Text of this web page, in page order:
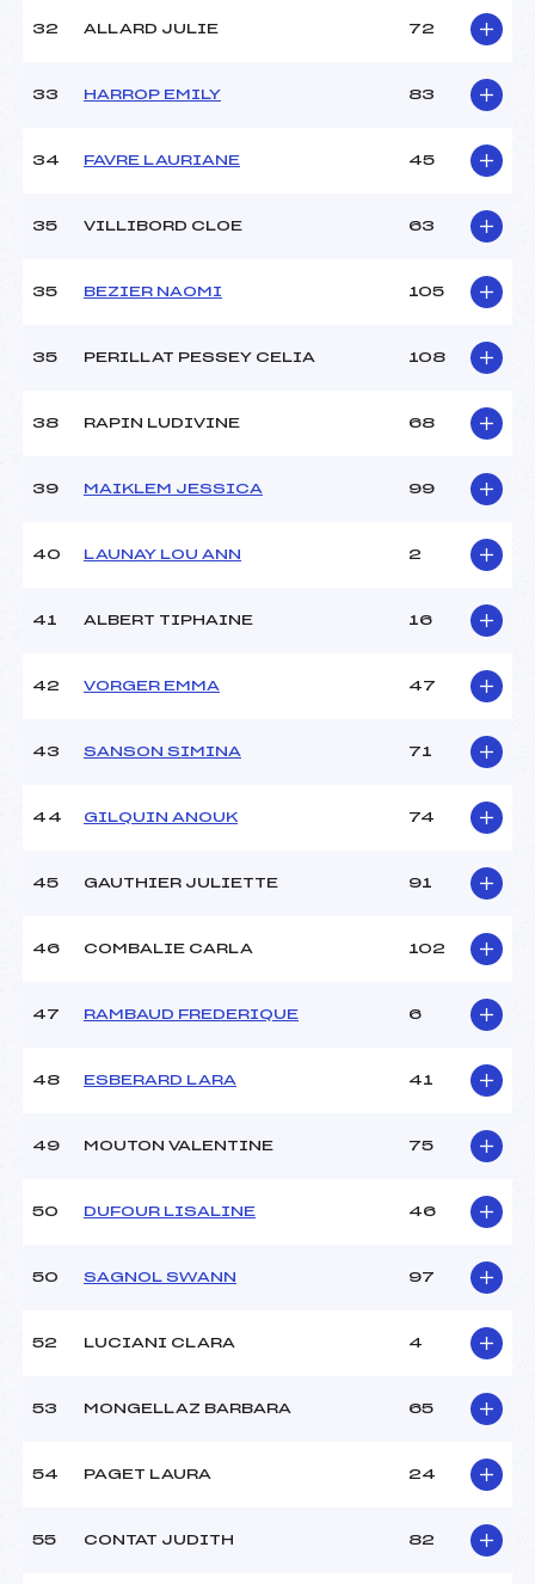
32 ALLARD JULIE 72
33 HARROP EMILY 83
34 FAVRE LAURIANE 45
35 VILLIBORD CLOE 63
35 BEZIER NAOMI 105
35 PERILLAT PESSEY CELIA 108
38 RAPIN LUDIVINE 68
39 MAIKLEM JESSICA 99
40 LAUNAY LOU ANN 2
41 ALBERT TIPHAINE 16
42 VORGER EMMA 47
43 SANSON SIMINA 71
44 GILQUIN ANOUK 74
45 GAUTHIER JULIETTE 91
46 COMBALIE CARLA 102
47 RAMBAUD FREDERIQUE 6
48 ESBERARD LARA 41
49 MOUTON VALENTINE 75
50 DUFOUR LISALINE 46
50 SAGNOL SWANN 97
52 LUCIANI CLARA 4
53 MONGELLAZ BARBARA 65
54 PAGET LAURA 24
55 CONTAT JUDITH 82